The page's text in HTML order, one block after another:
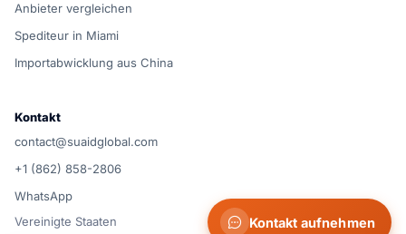
Anbieter vergleichen
Spediteur in Miami
Importabwicklung aus China
Kontakt
contact@suaidglobal.com
+1 (862) 858-2806
WhatsApp
Vereinigte Staaten
Kontakt aufnehmen